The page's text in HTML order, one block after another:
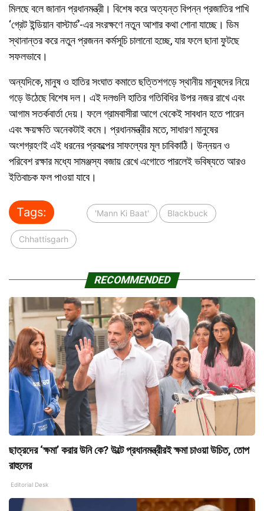
মিলছে বলে জানান প্রধানমন্ত্রী। বিশেষ করে অত্যন্ত বিপন্ন প্রজাতির পাখি
‘গ্রেট ইন্ডিয়ান বাস্টার্ড’-এর সংরক্ষণে নতুন আশার কথা শোনা যাচ্ছে। ডিম
স্থানান্তর করে নতুন প্রজনন কর্মসূচি চালানো হচ্ছে, যার ফলে ছানা ফুটছে
সফলভাবে।
অন্যদিকে, মানুষ ও হাতির সংঘাত কমাতে ছত্তিশগড়ে স্থানীয় মানুষদের নিয়ে
গড়ে উঠেছে বিশেষ দল। এই দলগুলি হাতির গতিবিধির উপর নজর রাখে এবং
আগাম সতর্কবার্তা দেয়। ফলে গ্রামবাসীরা আগে থেকেই সাবধান হতে পারেন
এবং ক্ষয়ক্ষতি অনেকটাই কমে। প্রধানমন্ত্রীর মতে, সাধারণ মানুষের
অংশগ্রহণই এই ধরনের প্রকল্পের সাফল্যের মূল চাবিকাঠি। উন্নয়ন ও
পরিবেশ রক্ষার মধ্যে সামঞ্জস্য বজায় রেখে এগোতে পারলেই ভবিষ্যতে আরও
ইতিবাচক ফল পাওয়া যাবে।
Tags: 'Mann Ki Baat' Blackbuck
Chhattisgarh
RECOMMENDED
ছাত্রদের ‘ক্ষমা’ করার উনি কে? উল্টে প্রধানমন্ত্রীরই ক্ষমা চাওয়া উচিত, তোপ
রাহুলের
Editorial Desk